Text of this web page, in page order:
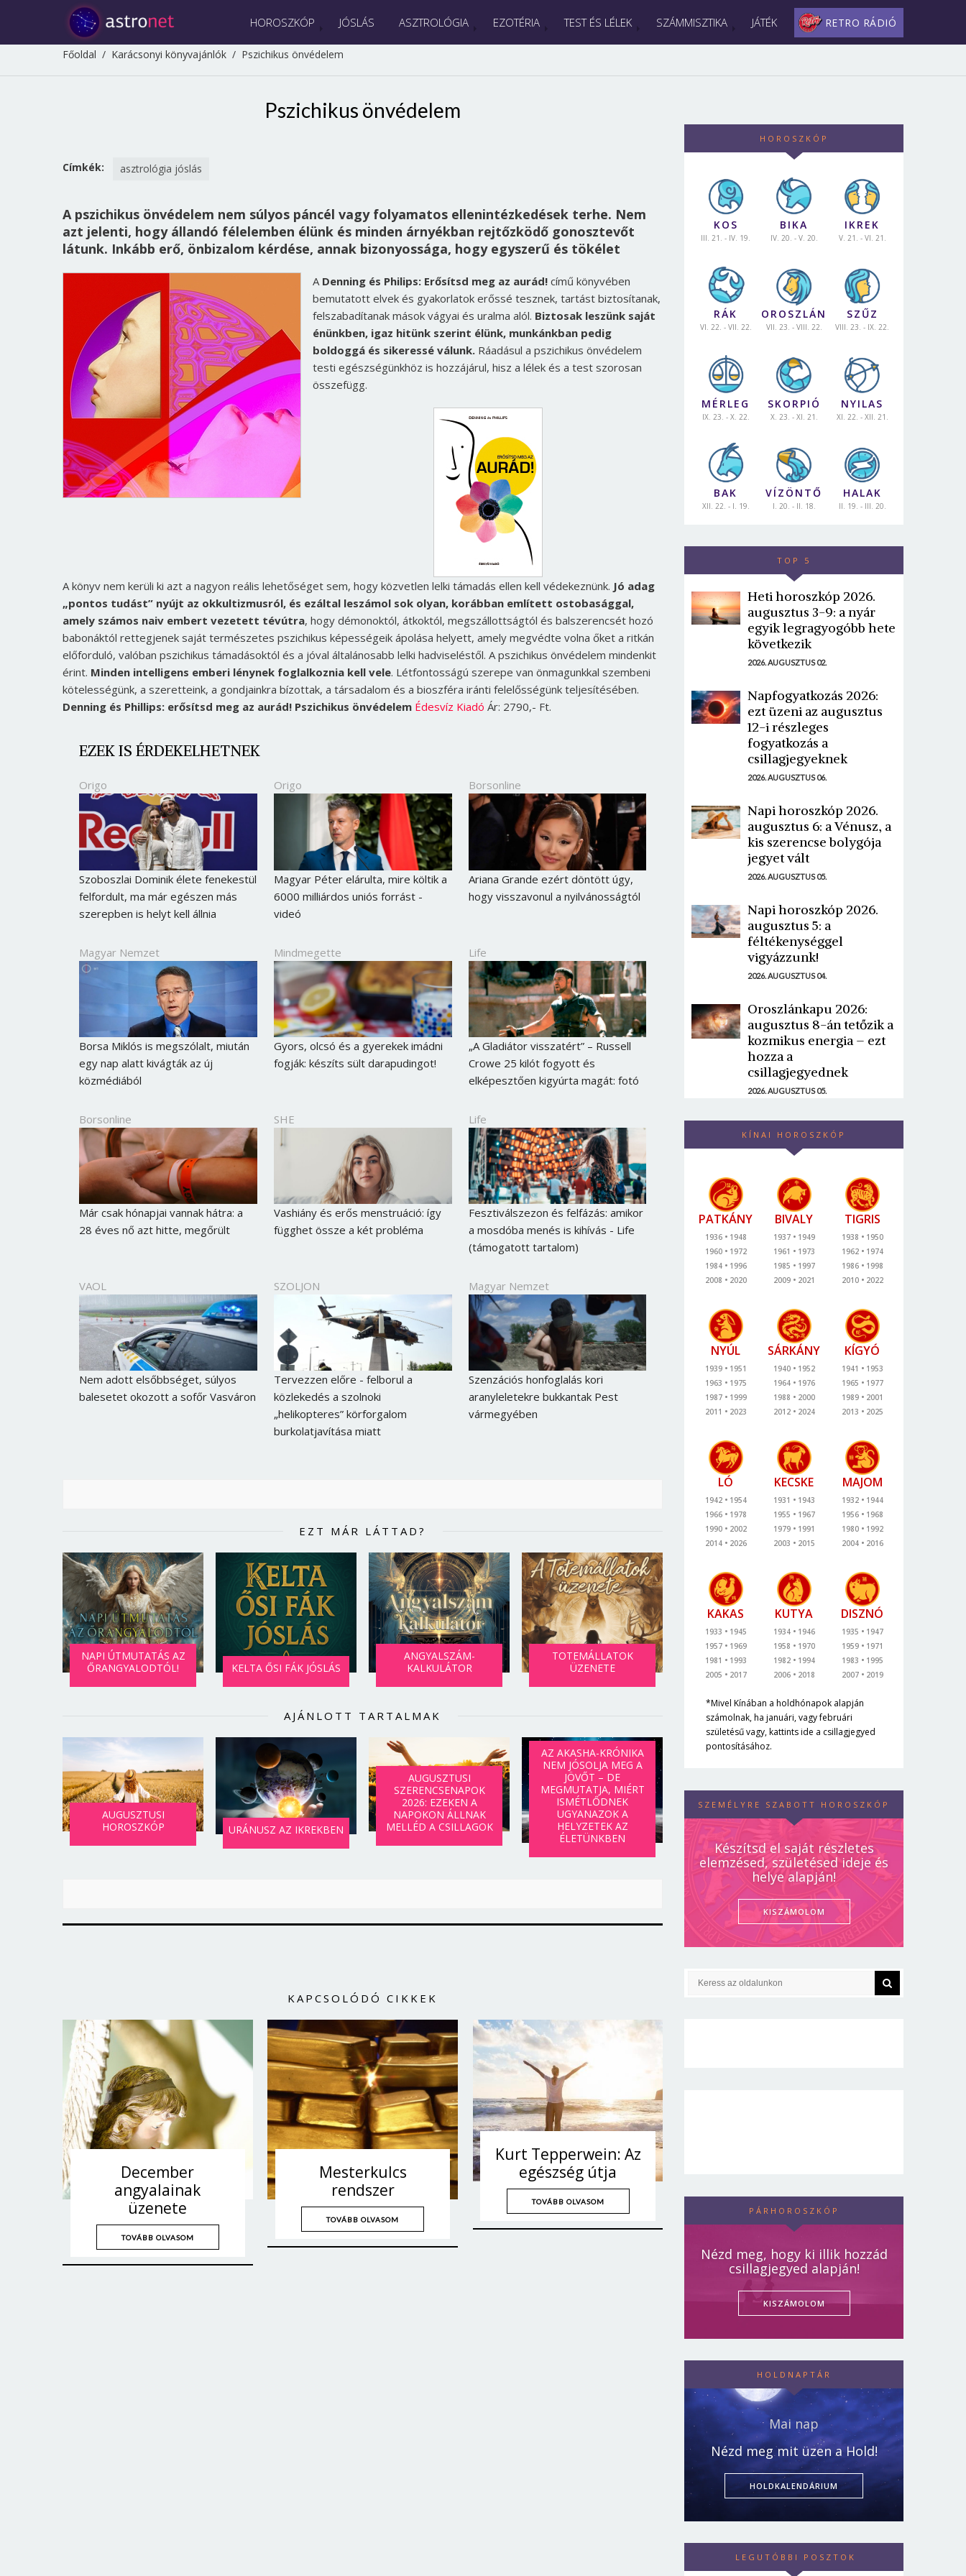
HOROSZKÓP JÓSLÁS ASZTROLÓGIA EZOTÉRIA TEST ÉS LÉLEK SZÁMMISZTIKA JÁTÉK RETRO RÁDIÓ
Főoldal / Karácsonyi könyvajánlók / Pszichikus önvédelem
Pszichikus önvédelem
Címkék: asztrológia jóslás
A pszichikus önvédelem nem súlyos páncél vagy folyamatos ellenintézkedések terhe. Nem
azt jelenti, hogy állandó félelemben élünk és minden árnyékban rejtőzködő gonosztevőt
látunk. Inkább erő, önbizalom kérdése, annak bizonyossága, hogy egyszerű és tökélet
A Denning és Philips: Erősítsd meg az aurád! című könyvében
bemutatott elvek és gyakorlatok erőssé tesznek, tartást biztosítanak,
felszabadítanak mások vágyai és uralma alól. Biztosak leszünk saját
énünkben, igaz hitünk szerint élünk, munkánkban pedig
boldoggá és sikeressé válunk. Ráadásul a pszichikus önvédelem
testi egészségünkhöz is hozzájárul, hisz a lélek és a test szorosan
összefügg.
A könyv nem kerüli ki azt a nagyon reális lehetőséget sem, hogy közvetlen lelki támadás ellen kell védekeznünk. Jó adag
„pontos tudást” nyújt az okkultizmusról, és ezáltal leszámol sok olyan, korábban említett ostobasággal,
amely számos naiv embert vezetett tévútra, hogy démonoktól, átkoktól, megszállottságtól és balszerencsét hozó
babonáktól rettegjenek saját természetes pszichikus képességeik ápolása helyett, amely megvédte volna őket a ritkán
előforduló, valóban pszichikus támadásoktól és a jóval általánosabb lelki hadviseléstől. A pszichikus önvédelem mindenkit
érint. Minden intelligens emberi lénynek foglalkoznia kell vele. Létfontosságú szerepe van önmagunkkal szembeni
kötelességünk, a szeretteink, a gondjainkra bízottak, a társadalom és a bioszféra iránti felelősségünk teljesítésében.
Denning és Phillips: erősítsd meg az aurád! Pszichikus önvédelem Édesvíz Kiadó Ár: 2790,- Ft.
EZEK IS ÉRDEKELHETNEK
Origo
Szoboszlai Dominik élete fenekestül
felfordult, ma már egészen más
szerepben is helyt kell állnia
Origo
Magyar Péter elárulta, mire költik a
6000 milliárdos uniós forrást -
videó
Borsonline
Ariana Grande ezért döntött úgy,
hogy visszavonul a nyilvánosságtól
Magyar Nemzet
Borsa Miklós is megszólalt, miután
egy nap alatt kivágták az új
közmédiából
Mindmegette
Gyors, olcsó és a gyerekek imádni
fogják: készíts sült darapudingot!
Life
„A Gladiátor visszatért” – Russell
Crowe 25 kilót fogyott és
elképesztően kigyúrta magát: fotó
Borsonline
Már csak hónapjai vannak hátra: a
28 éves nő azt hitte, megőrült
SHE
Vashiány és erős menstruáció: így
függhet össze a két probléma
Life
Fesztiválszezon és felfázás: amikor
a mosdóba menés is kihívás - Life
(támogatott tartalom)
VAOL
Nem adott elsőbbséget, súlyos
balesetet okozott a sofőr Vasváron
SZOLJON
Tervezzen előre - felborul a
közlekedés a szolnoki
„helikopteres” körforgalom
burkolatjavítása miatt
Magyar Nemzet
Szenzációs honfoglalás kori
aranyleletekre bukkantak Pest
vármegyében
EZT MÁR LÁTTAD?
NAPI ÚTMUTATÁS AZ
ŐRANGYALODTÓL!
KELTA ŐSI FÁK JÓSLÁS
ANGYALSZÁM-
KALKULÁTOR
TOTEMÁLLATOK
ÜZENETE
AJÁNLOTT TARTALMAK
AUGUSZTUSI
HOROSZKÓP
URÁNUSZ AZ IKREKBEN
AUGUSZTUSI
SZERENCSENAPOK
2026: EZEKEN A
NAPOKON ÁLLNAK
MELLÉD A CSILLAGOK
AZ AKASHA-KRÓNIKA
NEM JÓSOLJA MEG A
JÖVŐT – DE
MEGMUTATJA, MIÉRT
ISMÉTLŐDNEK
UGYANAZOK A
HELYZETEK AZ
ÉLETÜNKBEN
KAPCSOLÓDÓ CIKKEK
December
angyalainak
üzenete
TOVÁBB OLVASOM
Mesterkulcs
rendszer
TOVÁBB OLVASOM
Kurt Tepperwein: Az
egészség útja
TOVÁBB OLVASOM
HOROSZKÓP
KOS
III. 21. - IV. 19.
BIKA
IV. 20. - V. 20.
IKREK
V. 21. - VI. 21.
RÁK
VI. 22. - VII. 22.
OROSZLÁN
VII. 23. - VIII. 22.
SZŰZ
VIII. 23. - IX. 22.
MÉRLEG
IX. 23. - X. 22.
SKORPIÓ
X. 23. - XI. 21.
NYILAS
XI. 22. - XII. 21.
BAK
XII. 22. - I. 19.
VÍZÖNTŐ
I. 20. - II. 18.
HALAK
II. 19. - III. 20.
TOP 5
Heti horoszkóp 2026.
augusztus 3-9: a nyár
egyik legragyogóbb hete
következik
2026. AUGUSZTUS 02.
Napfogyatkozás 2026:
ezt üzeni az augusztus
12-i részleges
fogyatkozás a
csillagjegyeknek
2026. AUGUSZTUS 06.
Napi horoszkóp 2026.
augusztus 6: a Vénusz, a
kis szerencse bolygója
jegyet vált
2026. AUGUSZTUS 05.
Napi horoszkóp 2026.
augusztus 5: a
féltékenységgel
vigyázzunk!
2026. AUGUSZTUS 04.
Oroszlánkapu 2026:
augusztus 8-án tetőzik a
kozmikus energia – ezt
hozza a
csillagjegyednek
2026. AUGUSZTUS 05.
KÍNAI HOROSZKÓP
PATKÁNY
1936
1948
1960
1972
1984
1996
2008
2020
BIVALY
1937
1949
1961
1973
1985
1997
2009
2021
TIGRIS
1938
1950
1962
1974
1986
1998
2010
2022
NYÚL
1939
1951
1963
1975
1987
1999
2011
2023
SÁRKÁNY
1940
1952
1964
1976
1988
2000
2012
2024
KÍGYÓ
1941
1953
1965
1977
1989
2001
2013
2025
LÓ
1942
1954
1966
1978
1990
2002
2014
2026
KECSKE
1931
1943
1955
1967
1979
1991
2003
2015
MAJOM
1932
1944
1956
1968
1980
1992
2004
2016
KAKAS
1933
1945
1957
1969
1981
1993
2005
2017
KUTYA
1934
1946
1958
1970
1982
1994
2006
2018
DISZNÓ
1935
1947
1959
1971
1983
1995
2007
2019
*Mivel Kínában a holdhónapok alapján
számolnak, ha januári, vagy februári
születésű vagy, kattints ide a csillagjegyed
pontosításához.
SZEMÉLYRE SZABOTT HOROSZKÓP
Készítsd el saját részletes
elemzésed, születésed ideje és
helye alapján!
KISZÁMOLOM
PÁRHOROSZKÓP
Nézd meg, hogy ki illik hozzád
csillagjegyed alapján!
KISZÁMOLOM
HOLDNAPTÁR
Mai nap
Nézd meg mit üzen a Hold!
HOLDKALENDÁRIUM
LEGUTÓBBI POSZTOK
Borsonline bejelentkezés
E-mail cím vagy felhasználónév
Jelszó
Mégse Bejelentkezés